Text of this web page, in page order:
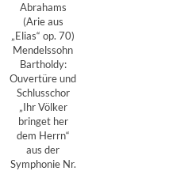
Abrahams
(Arie aus
„Elias“ op. 70)
Mendelssohn
Bartholdy:
Ouvertüre und
Schlusschor
„Ihr Völker
bringet her
dem Herrn“
aus der
Symphonie Nr.